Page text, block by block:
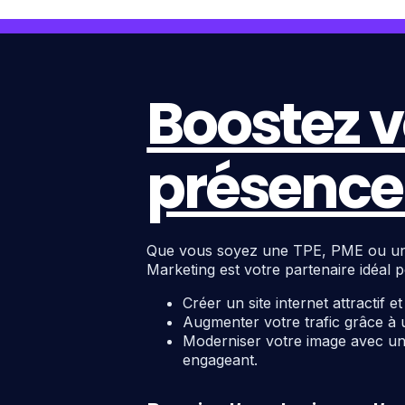
Boostez
Que vous soyez une TPE, PME ou
Marketing est votre partenaire idéal
Créer un site internet attractif
Augmenter votre trafic grâce à
Moderniser votre image avec
engageant.